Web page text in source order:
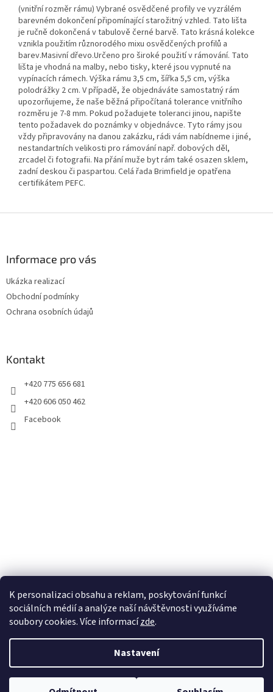
K personalizaci obsahu a reklam, poskytování funkcí
sociálních médií a analýze naší návštěvnosti využíváme
soubory cookies. Více informacízde.
Nastavení
(vnitřní rozměr rámu) Vybrané osvědčené profily ve vyzrálém
barevném dokončení připomínající starožitný vzhled. Tato lišta
je ručně dokončená v tabulově černé barvě. Tato krásná kolekce
vznikla použitím různorodého mixu osvědčených profilů a
barev.Masivní dřevo.Určeno pro široké použití v rámování. Tato
lišta je vhodná na malby, nebo tisky, které jsou vypnuté na
vypínacích rámech. Výška rámu 3,5 cm, šířka 5,5 cm, výška
polodrážky 2 cm. V případě, že objednáváte samostatný rám
upozorňujeme, že naše běžná připočítaná tolerance vnitřního
rozměru je 7-8 mm. Pokud požadujete toleranci jinou, napište
tento požadavek do poznámky v objednávce. Tyto rámy jsou
vždy připravovány na danou zakázku, rádi vám nabídneme i jiné,
nestandartních velikosti pro rámování např. dobových děl,
zrcadel či fotografii. Na přání muže byt rám také osazen sklem,
zadní deskou či paspartou. Celá řada Brimfield je opatřena
certifikátem PEFC.
Informace pro vás
Ukázka realizací
Obchodní podmínky
Ochrana osobních údajů
Kontakt
+420 775 656 681
+420 606 050 462
Facebook
Copyright 2026100pa. Všechna práva vyhrazena.Upravit nastavení